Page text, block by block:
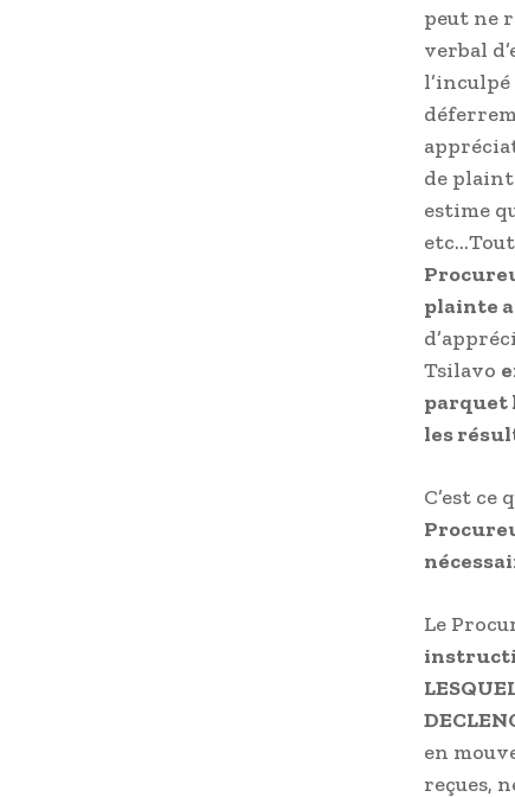
peut ne
verbal
de
estime
plainte
Tsilavo
parquet
les
C’est
Le
en
reçues,